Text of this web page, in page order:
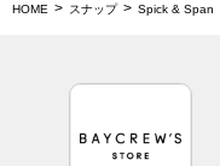
HOME スナップ Spick & Span